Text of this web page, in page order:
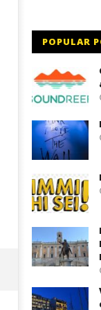
POPULAR